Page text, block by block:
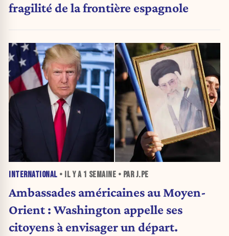
fragilité de la frontière espagnole
INTERNATIONAL • IL Y A 1 SEMAINE • PAR J.PE
Ambassades américaines au Moyen-
Orient : Washington appelle ses
citoyens à envisager un départ.